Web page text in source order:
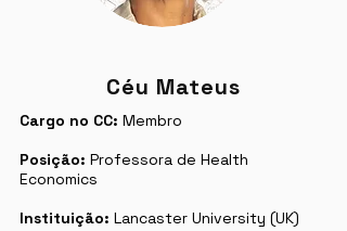
Céu Mateus
Cargo no CC: Membro
Posição: Professora de Health
Economics
Instituição: Lancaster University (UK)